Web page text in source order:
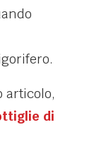
articolo,
di